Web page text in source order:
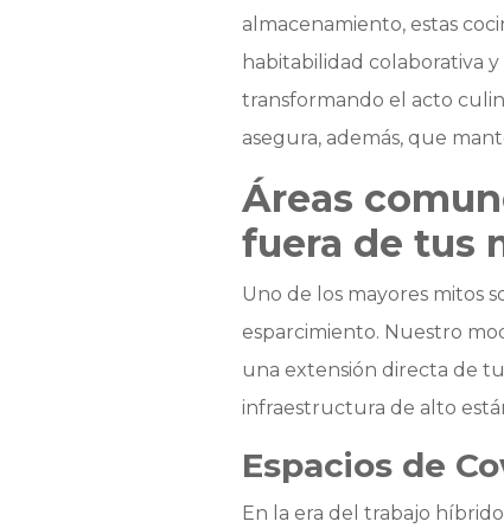
almacenamiento, estas
habitabilidad colaborativa
transformando el acto
asegura, además, que
Áreas
fuera de tus
Uno de los mayores mitos
esparcimiento. Nuestro
una extensión directa de
infraestructura de alto
Espacios de
En la era del trabajo